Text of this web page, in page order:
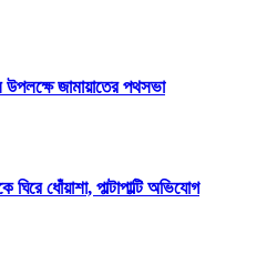
জামায়াতের পথসভা
ঘিরে ধোঁয়াশা, পাল্টাপাল্টি অভিযোগ